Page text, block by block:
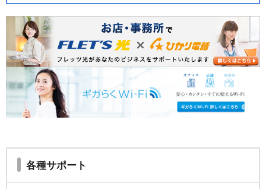
各種サポート